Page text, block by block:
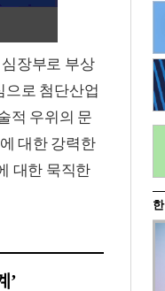
장부로 부상
으로 첨단산업
적 우위의 문
대한 강력한
대한 묵직한
’